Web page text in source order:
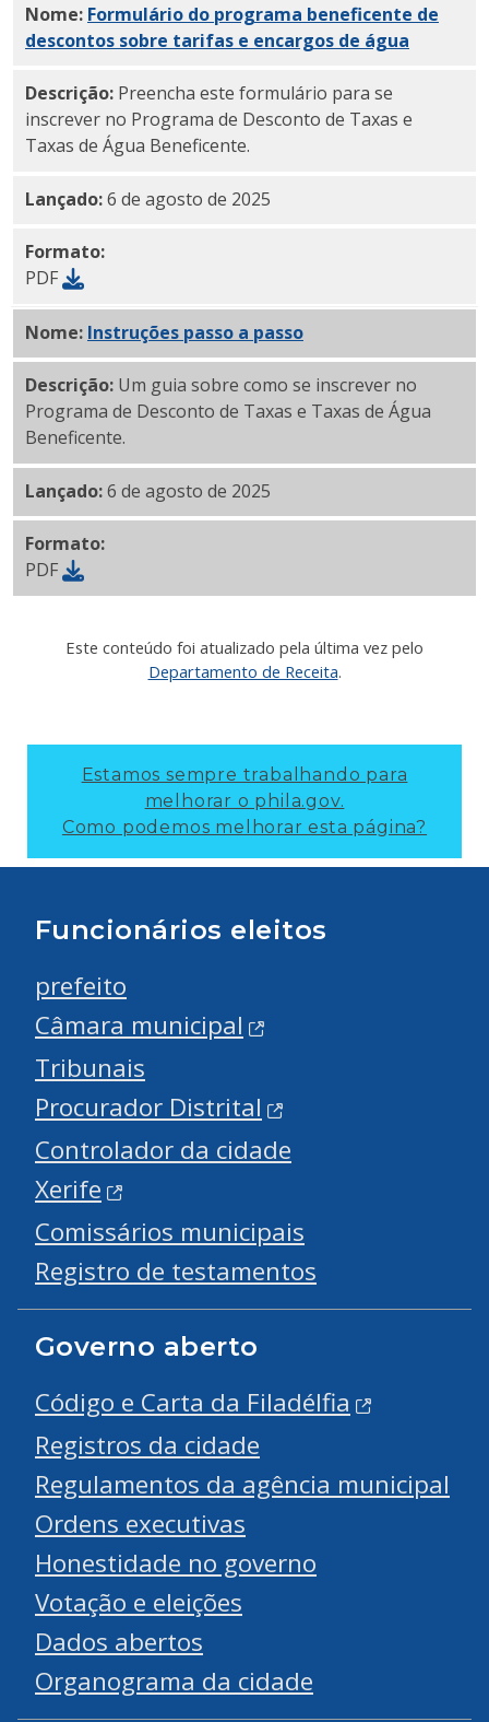
Nome: Formulário PDF
do programa beneficente de
descontos sobre tarifas e encargos de água
Descrição: Preencha este formulário para se
inscrever no Programa de Desconto de Taxas e
Taxas de Água Beneficente.
Lançado:6 de agosto de 2025
Formato:
PDF
Nome: Instruções passo a passoem PDF
Descrição: Um guia sobre como se inscrever no
Programa de Desconto de Taxas e Taxas de Água
Beneficente.
Lançado:6 de agosto de 2025
Formato:
PDF
Este conteúdo foi atualizado pela última vez pelo
Departamento de Receita.
Estamos sempre trabalhando para
melhorar o phila.gov.
Como podemos melhorar esta página?
Funcionários eleitos
prefeito
Câmara municipal
Tribunais
Procurador Distrital
Controlador da cidade
Xerife
Comissários municipais
Registro de testamentos
Governo aberto
Código e Carta da Filadélfia
Registros da cidade
Regulamentos da agência municipal
Ordens executivas
Honestidade no governo
Votação e eleições
Dados abertos
Organograma da cidade